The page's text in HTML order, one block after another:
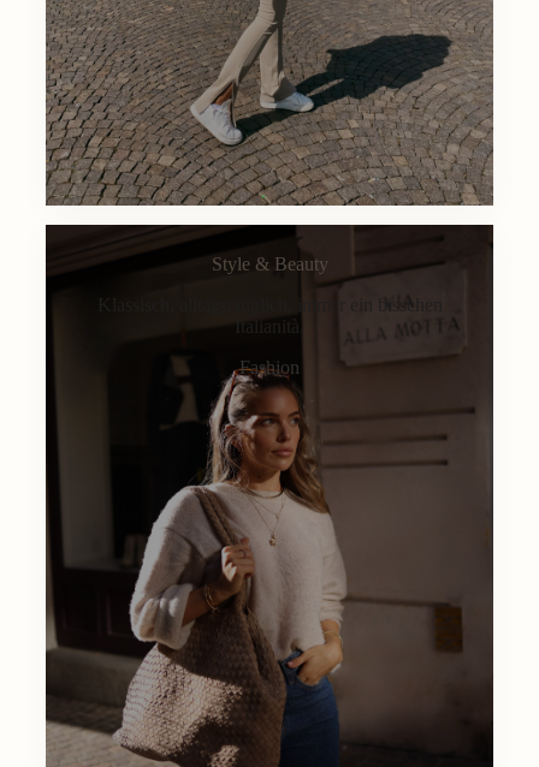
Style & Beauty
Klassisch, alltagstauglich, immer ein bisschen
Italianità.
Fashion